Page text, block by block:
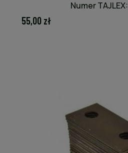
Numer TAJLEX:
55,00 zł